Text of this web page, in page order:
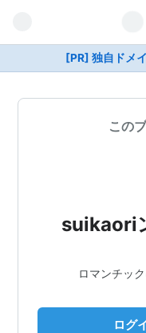
[PR] 独自ドメ
この
suikaori
ロマンチッ
ログ